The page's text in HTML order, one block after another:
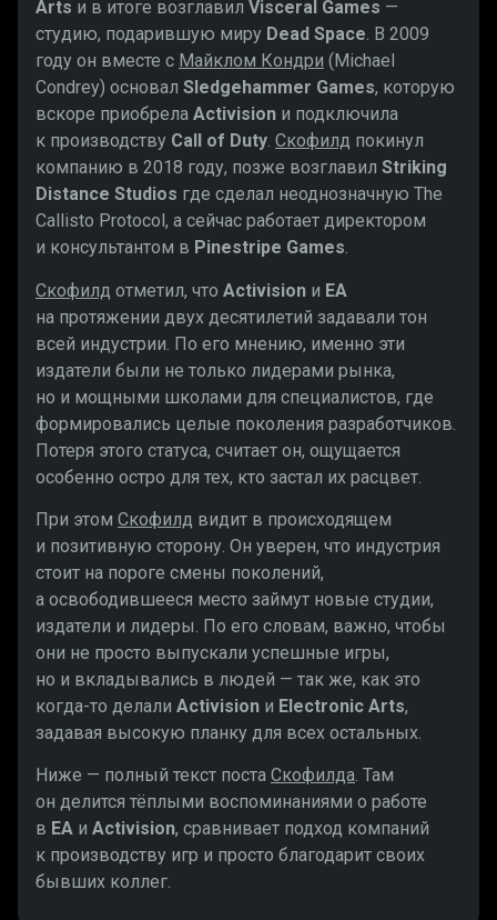
Arts и в итоге возглавил Visceral Games —
студию, подарившую миру Dead Space. В 2009
году он вместе с Майклом Кондри (Michael
Condrey) основал Sledgehammer Games, которую
вскоре приобрела Activision и подключила
к производству Call of Duty. Скофилд покинул
компанию в 2018 году, позже возглавил Striking
Distance Studios где сделал неоднозначную The
Callisto Protocol, а сейчас работает директором
и консультантом в Pinestripe Games.
Скофилд отметил, что Activision и EA
на протяжении двух десятилетий задавали тон
всей индустрии. По его мнению, именно эти
издатели были не только лидерами рынка,
но и мощными школами для специалистов, где
формировались целые поколения разработчиков.
Потеря этого статуса, считает он, ощущается
особенно остро для тех, кто застал их расцвет.
При этом Скофилд видит в происходящем
и позитивную сторону. Он уверен, что индустрия
стоит на пороге смены поколений,
а освободившееся место займут новые студии,
издатели и лидеры. По его словам, важно, чтобы
они не просто выпускали успешные игры,
но и вкладывались в людей — так же, как это
когда-то делали Activision и Electronic Arts,
задавая высокую планку для всех остальных.
Ниже — полный текст поста Скофилда. Там
он делится тёплыми воспоминаниями о работе
в EA и Activision, сравнивает подход компаний
к производству игр и просто благодарит своих
бывших коллег.